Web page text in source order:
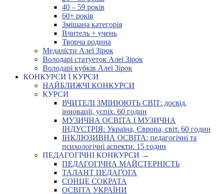
40 – 59 років
60+ років
Змішана категорія
Вчитель + учень
Творча родина
Медалісти Алеї Зірок
Володарі статуеток Алеї Зірок
Володарі кубків Алеї Зірок
КОНКУРСИ І КУРСИ
НАЙБЛИЖЧІ КОНКУРСИ
КУРСИ
ВЧИТЕЛІ ЗМІНЮЮТЬ СВІТ: досвід,
інновації, успіх. 60 годин
МУЗИЧНА ОСВІТА І МУЗИЧНА
ІНДУСТРІЯ: Україна, Європа, світ. 60 годин
ІНКЛЮЗИВНА ОСВІТА: педагогічні та
психологічні аспекти. 15 годин
ПЕДАГОГІЧНІ КОНКУРСИ →
ПЕДАГОГІЧНА МАЙСТЕРНІСТЬ
ТАЛАНТ ПЕДАГОГА
СОНЦЕ СОКРАТА
ОСВІТА УКРАЇНИ